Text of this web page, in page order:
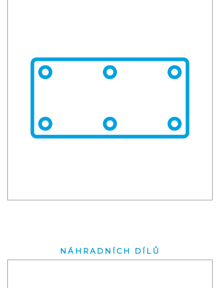
NÁHRADNÍCH DÍLŮ